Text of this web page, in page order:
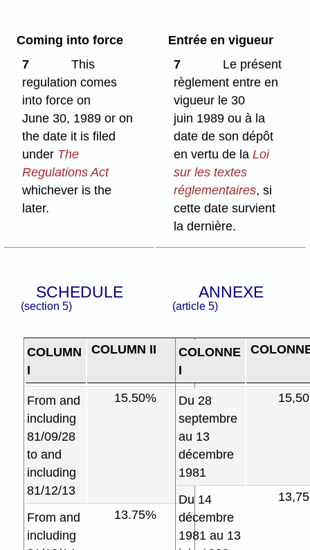
Coming into force
7
This
regulation comes
into force on
June 30, 1989 or on
the date it is filed
under The
Regulations Act
whichever is the
later.
Entrée en vigueur
7
Le présent
règlement entre en
vigueur le 30
juin 1989 ou à la
date de son dépôt
en vertu de laLoi
sur les textes
réglementaires, si
cette date survient
la dernière.
SCHEDULE
(section 5)
COLUMN
I
COLUMN II
From and
including
81/09/28
to and
including
81/12/13
15.50%
From and
including
13.75%
ANNEXE
(article 5)
COLONNE
I
Du 28
septembre
au 13
décembre
1981
Du 14
décembre
1981 au 13